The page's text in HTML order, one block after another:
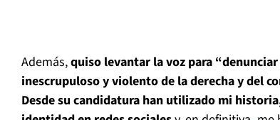
Además,quiso levantar la voz para
inescrupuloso y violento de la derecha y del
Desde su candidatura han utilizado mi